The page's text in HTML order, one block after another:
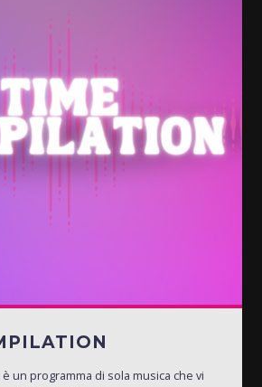
un programma di sola musica che vi